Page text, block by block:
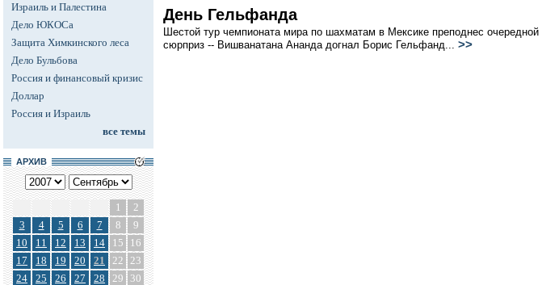
Израиль и Палестина
Дело ЮКОСа
Защита Химкинского леса
Дело Бульбова
Россия и финансовый кризис
Доллар
Россия и Израиль
все темы
АРХИВ
1
2
3
4 5 6 7 8
9
10
11 12 13 14 15
16
17
18 19 20 21 22 23
24
25 26 27 28 29 30
День Гельфанда
Шестой тур чемпионата мира по шахматам в Мексике преподнес очередной
сюрприз -- Вишванатана Ананда догнал Борис Гельфанд... >>